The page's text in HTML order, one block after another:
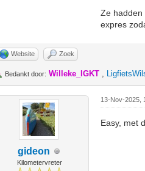
Ze hadden
expres
Website Zoek
Bedankt door: Willeke_IGKT ,
gideon
Kilometervreter
13-Nov-2025,
Easy, met